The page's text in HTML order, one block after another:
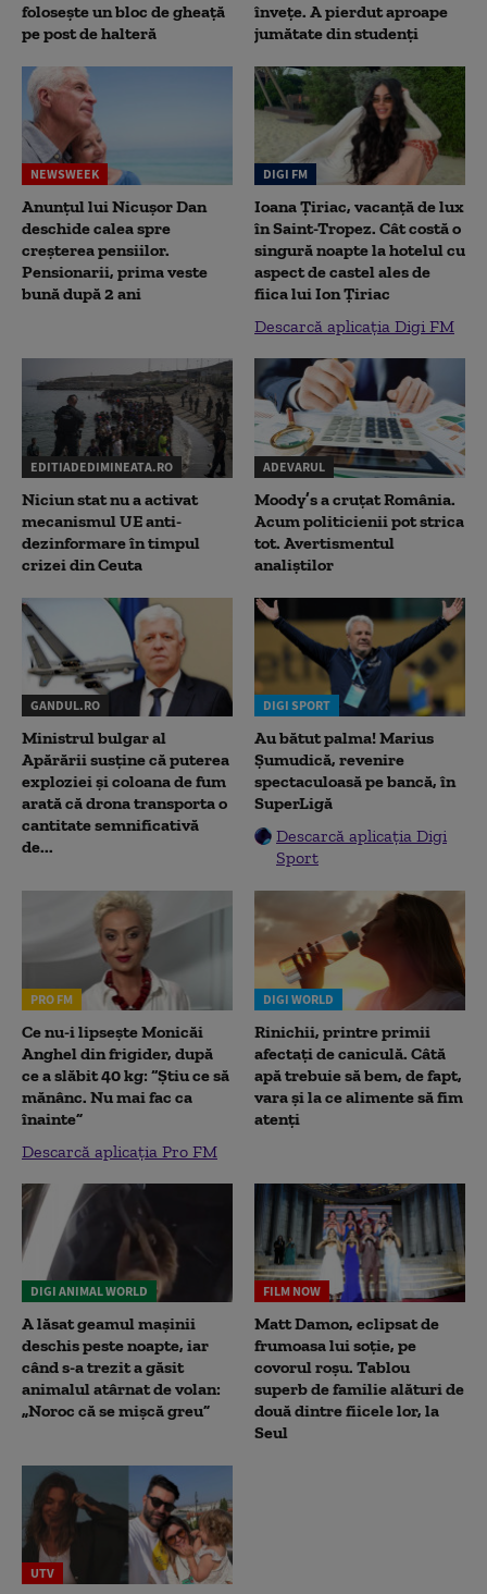
folosește un bloc de gheață
pe post de halteră
înveţe. A pierdut aproape
jumătate din studenţi
NEWSWEEK
Anunțul lui Nicușor Dan
deschide calea spre
creșterea pensiilor.
Pensionarii, prima veste
bună după 2 ani
DIGI FM
Ioana Țiriac, vacanță de lux
în Saint-Tropez. Cât costă o
singură noapte la hotelul cu
aspect de castel ales de
fiica lui Ion Țiriac
Descarcă aplicația Digi FM
EDITIADEDIMINEATA.RO
Niciun stat nu a activat
mecanismul UE anti-
dezinformare în timpul
crizei din Ceuta
ADEVARUL
Moody’s a cruțat România.
Acum politicienii pot strica
tot. Avertismentul
analiștilor
GANDUL.RO
Ministrul bulgar al
Apărării susține că puterea
exploziei și coloana de fum
arată că drona transporta o
cantitate semnificativă
de...
DIGI SPORT
Au bătut palma! Marius
Șumudică, revenire
spectaculoasă pe bancă, în
SuperLigă
Descarcă aplicația Digi
Sport
PRO FM
Ce nu-i lipsește Monicăi
Anghel din frigider, după
ce a slăbit 40 kg: “Știu ce să
mănânc. Nu mai fac ca
înainte”
Descarcă aplicația Pro FM
DIGI WORLD
Rinichii, printre primii
afectați de caniculă. Câtă
apă trebuie să bem, de fapt,
vara și la ce alimente să fim
atenți
DIGI ANIMAL WORLD
A lăsat geamul mașinii
deschis peste noapte, iar
când s-a trezit a găsit
animalul atârnat de volan:
„Noroc că se mișcă greu”
FILM NOW
Matt Damon, eclipsat de
frumoasa lui soție, pe
covorul roșu. Tablou
superb de familie alături de
două dintre fiicele lor, la
Seul
UTV